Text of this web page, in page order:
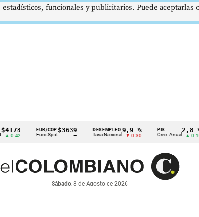
EUR/COP
Euro Spot
$3639
—
DESEMPLEO
Tasa Nacional
9,9 %
▼ 0.30
PIB
Crec. Anual
2,8 %
▲ 0.10
Sábado, 8 de Agosto de 2026
funcionales y publicitarios. Puede aceptarlas